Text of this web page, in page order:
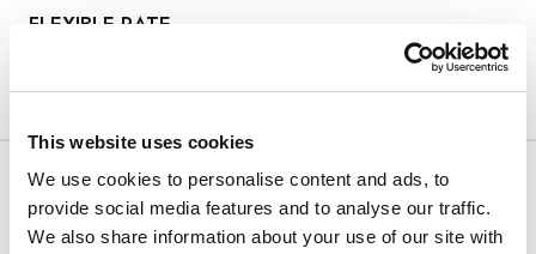
This website uses cookies
We use cookies to personalise content and ads, to
provide social media features and to analyse our traffic.
We also share information about your use of our site with
FLEXIBLE RATE
Soggiorno minimo:
GRATUITA
CANCELLAZIONE
Arena Rewards
90.74 € 95.50 €